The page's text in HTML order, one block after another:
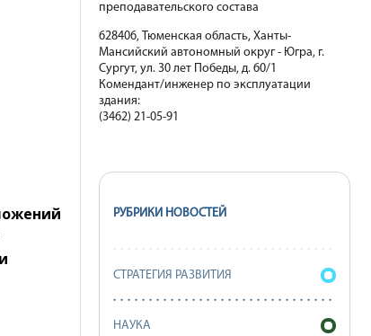
преподавательского состава
628406, Тюменская область, Ханты-
Мансийский автономный округ - Югра, г.
Сургут, ул. 30 лет Победы, д. 60/1
Комендант/инженер по эксплуатации
здания:
(3462) 21-05-91
РУБРИКИ НОВОСТЕЙ
СТРАТЕГИЯ РАЗВИТИЯ
НАУКА